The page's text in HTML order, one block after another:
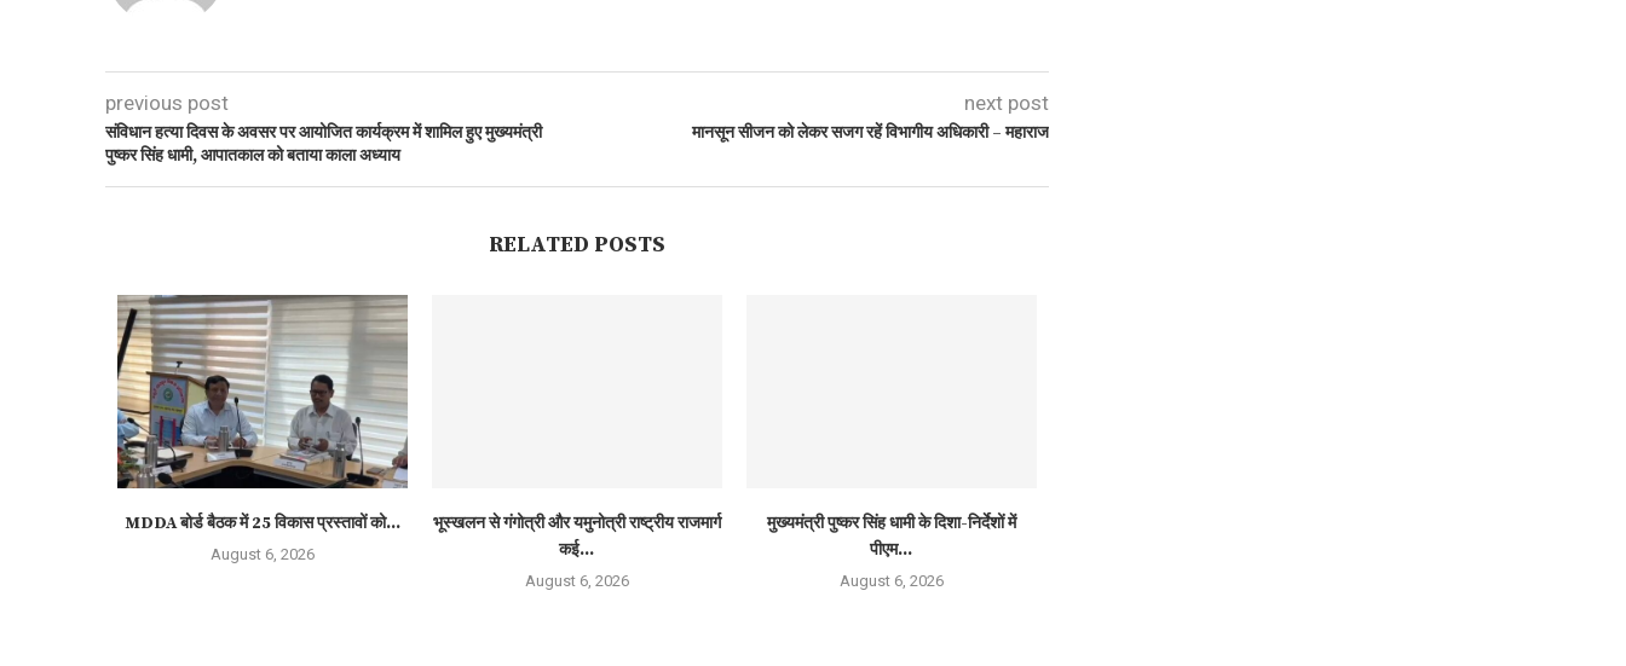
previous post
संविधान हत्या दिवस के अवसर पर आयोजित कार्यक्रम में शामिल हुए मुख्यमंत्री
पुष्कर सिंह धामी, आपातकाल को बताया काला अध्याय
next post
मानसून सीजन को लेकर सजग रहें विभागीय अधिकारी – महाराज
RELATED POSTS
MDDA बोर्ड बैठक में 25 विकास प्रस्तावों को...
August 6, 2026
भूस्खलन से गंगोत्री और यमुनोत्री राष्ट्रीय राजमार्ग
कई...
August 6, 2026
मुख्यमंत्री पुष्कर सिंह धामी के दिशा-निर्देशों में
पीएम...
August 6, 2026